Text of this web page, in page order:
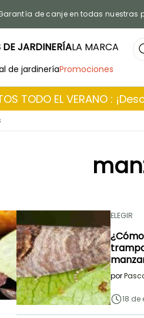
de canje en todas nuestras
JARDINERÍALA MARCA
de jardineríaPromociones
TODO EL VERANO :
ELEGIR
por
18 de